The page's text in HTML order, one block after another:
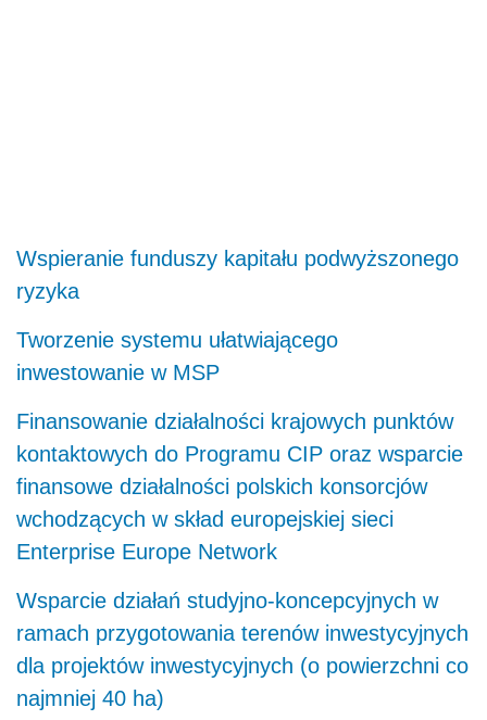
Wspieranie funduszy kapitału podwyższonego
ryzyka
Tworzenie systemu ułatwiającego
inwestowanie w MSP
Finansowanie działalności krajowych punktów
kontaktowych do Programu CIP oraz wsparcie
finansowe działalności polskich konsorcjów
wchodzących w skład europejskiej sieci
Enterprise Europe Network
Wsparcie działań studyjno-koncepcyjnych w
ramach przygotowania terenów inwestycyjnych
dla projektów inwestycyjnych (o powierzchni co
najmniej 40 ha)